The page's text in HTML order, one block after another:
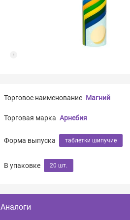
Торговое наименование Магний
Торговая марка Арнебия
Форма выпуска таблетки шипучие
В упаковке 20 шт.
Аналоги